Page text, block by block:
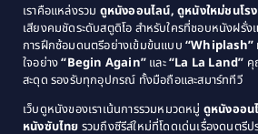
Coming of Age ก้าวพ้นวัย
Coming-of-Age(3)
1979
1976
1974
1971
1969
เราคือแหล่งรวม ดูหนังออนไลน์, ดูหนังใหม่ชนโรง
เสียงคมชัดระดับสตูดิโอ สำหรับใครที่ชอบหนังฝรั่ง
การฝึกซ้อมดนตรีอย่างเข้มข้นแบบ “Whiplash”
ใจอย่าง“Begin Again” และ“La La Land” คุ
สะดุด รองรับทุกอุปกรณ์ ทั้งมือถือและสมาร์ททีวี
เว็บดูหนังของเราเน้นการรวมหมวดหมู่ ดูหนังออน
หนังซับไทย รวมถึงซีรีส์ใหม่ที่โดดเด่นเรื่องดนตรี